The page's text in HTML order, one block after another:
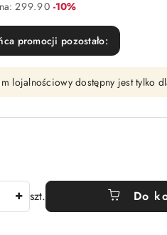
299.90 Rabat:
-10%
promocji pozostało:
lojalnościowy dostępny jest tylko
szt. Do